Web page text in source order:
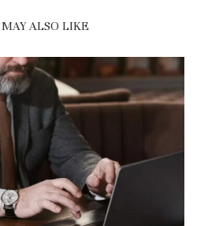
ALSO LIKE